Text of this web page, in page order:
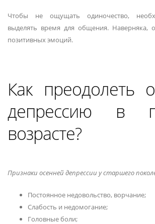
Чтобы не ощущать одиночество,
выделять время для общения. Наверняка,
позитивных эмоций.
Как преодолеть
депрессию в
возрасте?
Признаки осенней депрессии у старшего
Постоянное недовольство, ворчание;
Слабость и недомогание;
Головные боли;